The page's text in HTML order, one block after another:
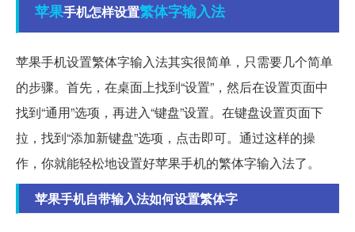
苹果手机怎样设置繁体字输入法
苹果手机设置繁体字输入法其实很简单，只需要几个简单
的步骤。首先，在桌面上找到“设置”，然后在设置页面中
找到“通用”选项，再进入“键盘”设置。在键盘设置页面下
拉，找到“添加新键盘”选项，点击即可。通过这样的操
作，你就能轻松地设置好苹果手机的繁体字输入法了。
苹果手机自带输入法如何设置繁体字